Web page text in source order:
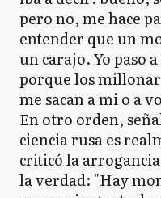
pero no, me hace
entender que un
un carajo. Yo paso
porque los
me sacan a mi o a
En otro orden,
ciencia rusa es
criticó la
la verdad: "Hay